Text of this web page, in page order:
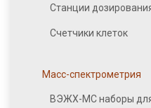
Станции
Счетчики клеток
Масс-спектрометрия
ВЭЖХ-МС наборы